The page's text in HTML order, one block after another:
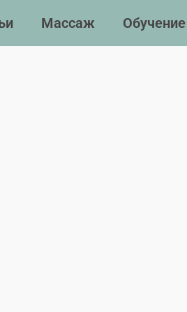
Массаж Обучение